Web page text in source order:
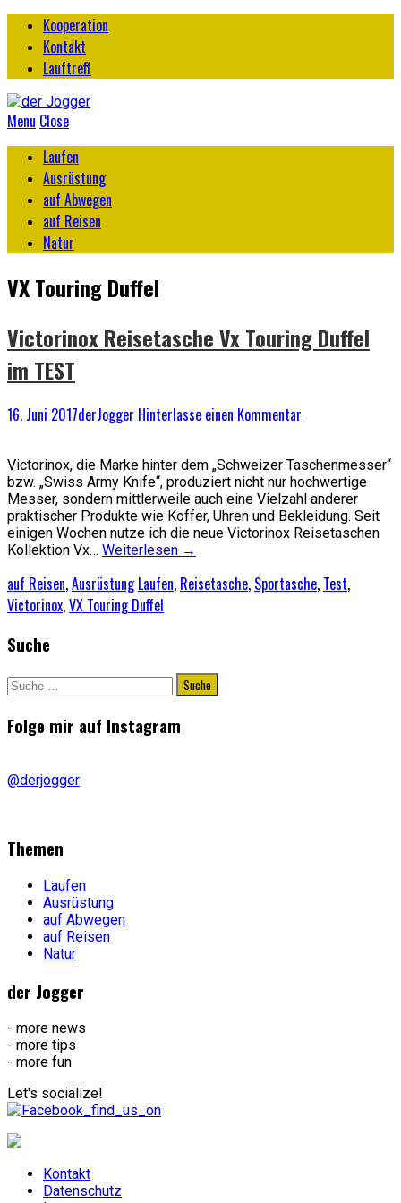
Kooperation
Kontakt
Lauftreff
Menu Close
Laufen
Ausrüstung
auf Abwegen
auf Reisen
Natur
VX Touring Duffel
Victorinox Reisetasche Vx Touring Duffel
im TEST
16. Juni 2017derJogger Hinterlasse einen Kommentar
Victorinox, die Marke hinter dem „Schweizer Taschenmesser“
bzw. „Swiss Army Knife“, produziert nicht nur hochwertige
Messer, sondern mittlerweile auch eine Vielzahl anderer
praktischer Produkte wie Koffer, Uhren und Bekleidung. Seit
einigen Wochen nutze ich die neue Victorinox Reisetaschen
Kollektion Vx… Weiterlesen →
auf Reisen,Ausrüstung Laufen, Reisetasche, Sportasche, Test,
Victorinox,VX Touring Duffel
Suche
Suche
nach:
Folge mir auf Instagram
@derjogger
Themen
Laufen
Ausrüstung
auf Abwegen
auf Reisen
Natur
der Jogger
- more news
- more tips
- more fun
Let's socialize!
Kontakt
Datenschutz